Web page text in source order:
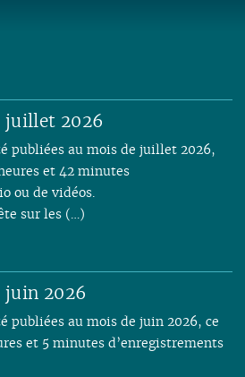
juillet 2026
publiées au mois de juillet 2026,
et 42 minutes
ou de vidéos.
sur les (…)
juin 2026
publiées au mois de juin 2026, ce
et 5 minutes d’enregistrements